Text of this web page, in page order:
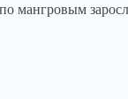
мангровым